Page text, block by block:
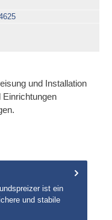
und Installation
ist ein
und stabile